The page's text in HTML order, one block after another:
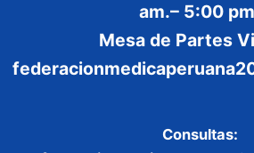
am.– 5:00
Mesa de Partes
Consultas: